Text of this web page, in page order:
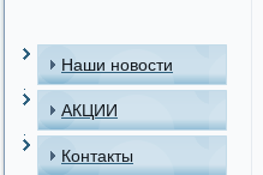
Наши новости
АКЦИИ
Контакты